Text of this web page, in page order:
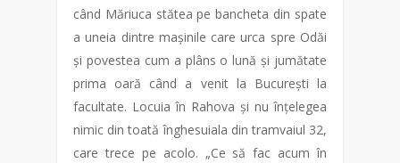
când Măriuca stătea pe bancheta din spate
a uneia dintre mașinile care urca spre Odăi
și povestea cum a plâns o lună și jumătate
prima oară când a venit la București la
facultate. Locuia în Rahova și nu înțelegea
nimic din toată înghesuiala din tramvaiul 32,
care trece pe acolo. „Ce să fac acum în